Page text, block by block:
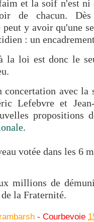
et la soif n'est ni
de chacun.
y avoir qu'une
: un
la loi est donc le
concertation avec
Lefebvre et
.
votée dans les 6
millions de
la Fraternité.
- Courbevoie